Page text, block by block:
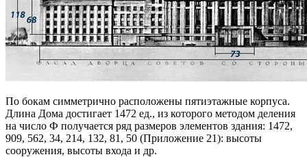
По бокам симметрично расположены пятиэтажные корпуса.
Длина Дома достигает 1472 ед., из которого методом деления
на число Ф получается ряд размеров элементов здания: 1472,
909, 562, 34, 214, 132, 81, 50 (Приложение 21): высоты
сооружения, высоты входа и др.